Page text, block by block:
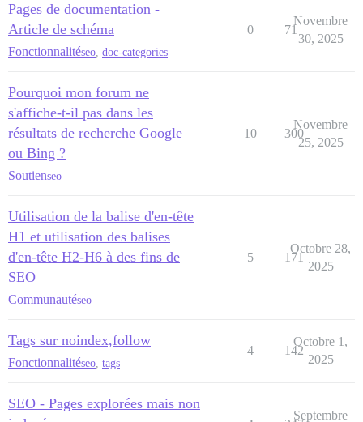
Pages de documentation -
Article de schéma
Fonctionnalitéseo doc-categories
0 71
Novembre
30, 2025
Pourquoi mon forum ne
s'affiche-t-il pas dans les
résultats de recherche Google
ou Bing ?
Soutienseo
10 300
Novembre
25, 2025
Utilisation de la balise d'en-tête
H1 et utilisation des balises
d'en-tête H2-H6 à des fins de
SEO
Communautéseo
5 171
Octobre 28,
2025
Tags sur noindex,follow
Fonctionnalitéseo tags
4 142
Octobre 1,
2025
SEO - Pages explorées mais non
Septembre